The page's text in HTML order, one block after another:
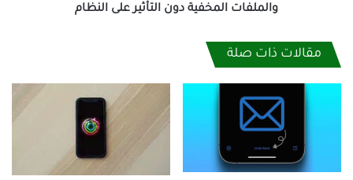
النظام
والملفات المخفية دون التأثير على النظام
مقالات ذات صلة